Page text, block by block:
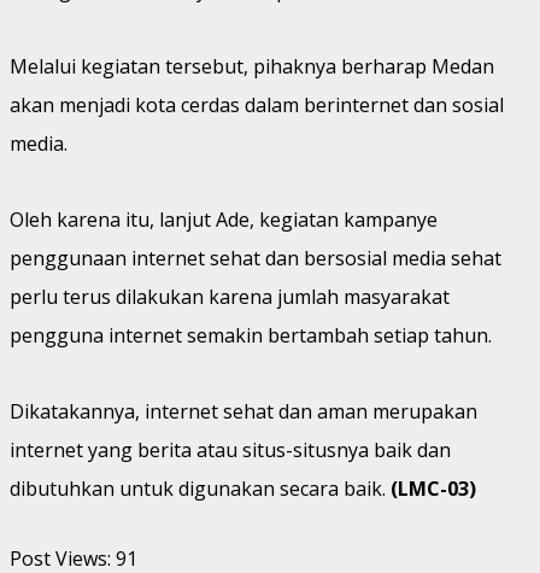
Melalui kegiatan tersebut, pihaknya berharap Medan
akan menjadi kota cerdas dalam berinternet dan sosial
media.
Oleh karena itu, lanjut Ade, kegiatan kampanye
penggunaan internet sehat dan bersosial media sehat
perlu terus dilakukan karena jumlah masyarakat
pengguna internet semakin bertambah setiap tahun.
Dikatakannya, internet sehat dan aman merupakan
internet yang berita atau situs-situsnya baik dan
dibutuhkan untuk digunakan secara baik. (LMC-03)
Post Views: 91